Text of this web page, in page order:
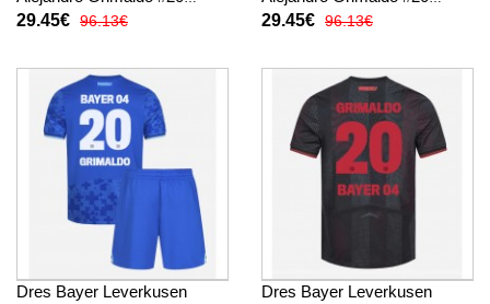
Domaci za djecu 2025-26
hlače)
29.45€ 96.13€
Gostujuci za djecu 2025-26
hlače)
29.45€ 96.13€
Dres Bayer Leverkusen
Dres Bayer Leverkusen